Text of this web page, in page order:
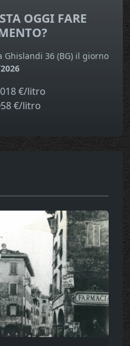
OGGI FARE
36 (BG) il giorno
€/litro
€/litro